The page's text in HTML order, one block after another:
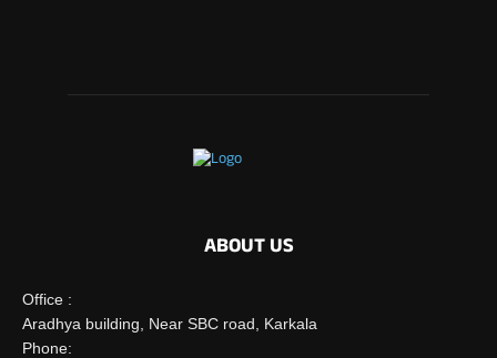
ABOUT US
Office :
Aradhya building, Near SBC road, Karkala
Phone: